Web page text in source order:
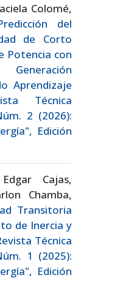
Colomé,
del
de Corto
Potencia con
Aprendizaje
Técnica
2 (2026):
Edición
Cajas,
Chamba,
Transitoria
de Inercia y
Técnica
1 (2025):
Edición